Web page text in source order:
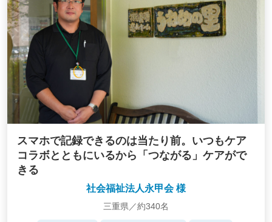
スマホで記録できるのは当たり前。いつもケア
コラボとともにいるから「つながる」ケアがで
きる
社会福祉法人永甲会 様
三重県／約340名